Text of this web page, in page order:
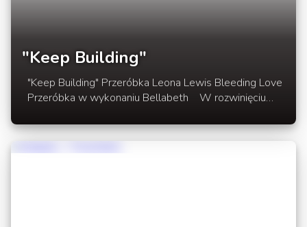
"Keep Building"
"Keep Building" Przeróbka Leona Lewis Bleeding Love
Przeróbka w wykonaniu Bellabeth W rozwinięciu